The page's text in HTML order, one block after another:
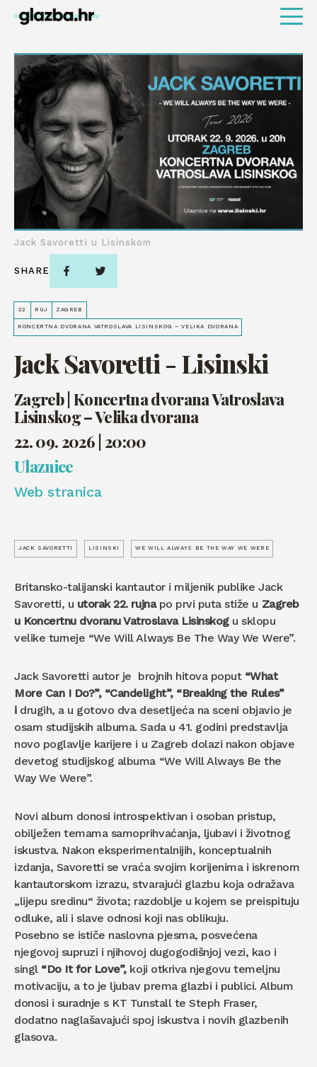
22 RUJ ZAGREB
KONCERTNA DVORANA VATROSLAVA LISINSKOG – VELIKA DVORANA
Jack Savoretti - Lisinski
Zagreb | Koncertna dvorana Vatroslava
Lisinskog – Velika dvorana
22. 09. 2026 | 20:00
Ulaznice
Web stranica
Jack Savoretti u Lisinskom
SHARE
JACK SAVORETTI LISINSKI WE WILL ALWAYS BE THE WAY WE WERE
Britansko-talijanski kantautor i miljenik publike Jack
Savoretti, u utorak 22. rujnapo prvi puta stiže u Zagreb
u Koncertnu dvoranu Vatroslava Lisinskogu sklopu
velike turneje “We Will Always Be The Way We Were”.
Jack Savoretti autor je brojnih hitova poput “What
More Can I Do?”, “Candelight”, “Breaking the Rules”
idrugih, a u gotovo dva desetljeća na sceni objavio je
osam studijskih albuma. Sada u 41. godini predstavlja
novo poglavlje karijere i u Zagreb dolazi nakon objave
devetog studijskog albuma “We Will Always Be the
Way We Were”.
Novi album donosi introspektivan i osoban pristup,
obilježen temama samoprihvaćanja, ljubavi i životnog
iskustva. Nakon eksperimentalnijih, konceptualnih
izdanja, Savoretti se vraća svojim korijenima i iskrenom
kantautorskom izrazu, stvarajući glazbu koja odražava
„lijepu sredinu“ života; razdoblje u kojem se preispituju
odluke, ali i slave odnosi koji nas oblikuju.
Posebno se ističe naslovna pjesma, posvećena
njegovoj supruzi i njihovoj dugogodišnjoj vezi, kao i
singl “Do It for Love”,koji otkriva njegovu temeljnu
motivaciju, a to je ljubav prema glazbi i publici. Album
donosi i suradnje s KT Tunstall te Steph Fraser,
dodatno naglašavajući spoj iskustva i novih glazbenih
glasova.